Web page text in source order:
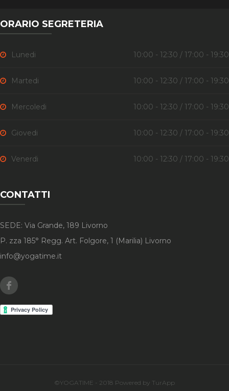
ORARIO SEGRETERIA
Lunedi 10:00 - 12:30 / 17:00 - 19:30
Martedi 10:00 - 12:30 / 17:00 - 19:30
Mercoledi 10:00 - 12:30 / 17:00 - 19:30
Giovedi 10:00 - 12:30 / 17:00 - 19:30
Venerdi 10:00 - 12:30 / 17:00 - 19:30
CONTATTI
SEDE: Via Grande, 189 Livorno
P. zza 185° Regg. Art. Folgore, 1 (Marilia) Livorno
info@yogatime.it
©YOGATIME - 2018 Powered by TurApp